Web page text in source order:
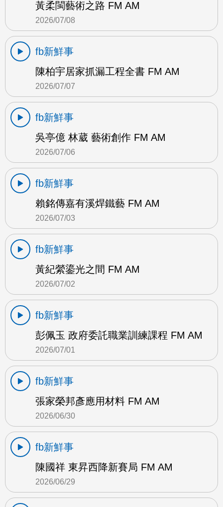
黃柔閩藝術之路 FM AM
2026/07/08
fb新鮮事
陳柏宇居家抓漏工程全書 FM AM
2026/07/07
fb新鮮事
吳亭億 林葳 藝術創作 FM AM
2026/07/06
fb新鮮事
賴銘傳嘉有溪焊鐵藝 FM AM
2026/07/03
fb新鮮事
黃紀縈鎏光之間 FM AM
2026/07/02
fb新鮮事
彭佩玉 政府委託職業訓練課程 FM AM
2026/07/01
fb新鮮事
張家榮邦彥應用材料 FM AM
2026/06/30
fb新鮮事
陳國祥 東昇西降新賽局 FM AM
2026/06/29